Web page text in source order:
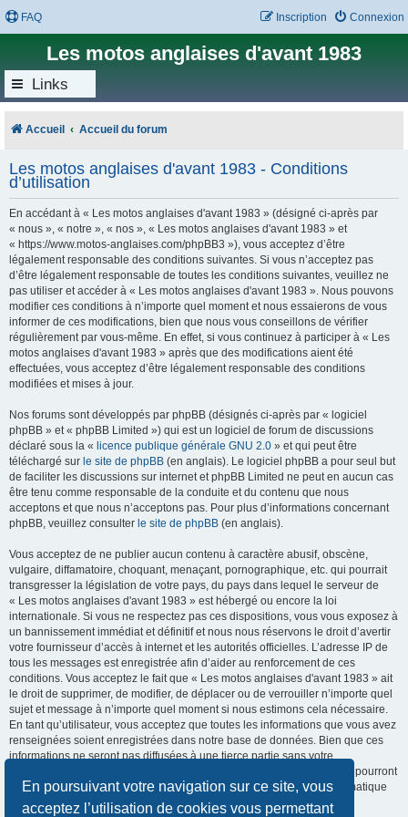
En poursuivant votre navigation sur ce site, vous
acceptez l’utilisation de cookies vous permettant
FAQ Connexion
Inscription
Les motos anglaises d'avant 1983
Links
Accueil Accueil du forum
Les motos anglaises d'avant 1983 - Conditions
d’utilisation
En accédant à « Les motos anglaises d'avant 1983 » (désigné ci-après par
« nous », « notre », « nos », « Les motos anglaises d'avant 1983 » et
« https://www.motos-anglaises.com/phpBB3 »), vous acceptez d’être
légalement responsable des conditions suivantes. Si vous n’acceptez pas
d’être légalement responsable de toutes les conditions suivantes, veuillez ne
pas utiliser et accéder à « Les motos anglaises d'avant 1983 ». Nous pouvons
modifier ces conditions à n’importe quel moment et nous essaierons de vous
informer de ces modifications, bien que nous vous conseillons de vérifier
régulièrement par vous-même. En effet, si vous continuez à participer à « Les
motos anglaises d'avant 1983 » après que des modifications aient été
effectuées, vous acceptez d’être légalement responsable des conditions
modifiées et mises à jour.
Nos forums sont développés par phpBB (désignés ci-après par « logiciel
phpBB » et « phpBB Limited ») qui est un logiciel de forum de discussions
déclaré sous la « licence publique générale GNU 2.0 » et qui peut être
téléchargé sur le site de phpBB (en anglais). Le logiciel phpBB a pour seul but
de faciliter les discussions sur internet et phpBB Limited ne peut en aucun cas
être tenu comme responsable de la conduite et du contenu que nous
acceptons et que nous n’acceptons pas. Pour plus d’informations concernant
phpBB, veuillez consulter le site de phpBB (en anglais).
Vous acceptez de ne publier aucun contenu à caractère abusif, obscène,
vulgaire, diffamatoire, choquant, menaçant, pornographique, etc. qui pourrait
transgresser la législation de votre pays, du pays dans lequel le serveur de
« Les motos anglaises d'avant 1983 » est hébergé ou encore la loi
internationale. Si vous ne respectez pas ces dispositions, vous vous exposez à
un bannissement immédiat et définitif et nous nous réservons le droit d’avertir
votre fournisseur d’accès à internet et les autorités officielles. L’adresse IP de
tous les messages est enregistrée afin d’aider au renforcement de ces
conditions. Vous acceptez le fait que « Les motos anglaises d'avant 1983 » ait
le droit de supprimer, de modifier, de déplacer ou de verrouiller n’importe quel
sujet et message à n’importe quel moment si nous estimons cela nécessaire.
En tant qu’utilisateur, vous acceptez que toutes les informations que vous avez
renseignées soient enregistrées dans notre base de données. Bien que ces
informations ne seront pas diffusées à une tierce partie sans votre
consentement, ni « Les motos anglaises d'avant 1983 », ni phpBB, ne pourront
être tenus comme responsables en cas de tentative de piratage informatique
visant à compromettre vos données.